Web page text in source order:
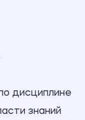
дисциплине
знаний